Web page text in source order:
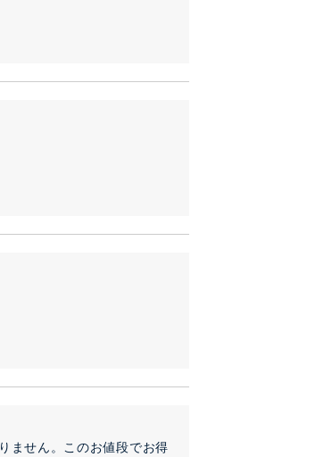
ません。このお値段でお得